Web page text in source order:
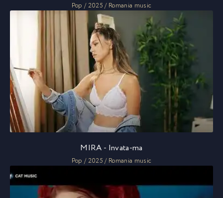
Pop / 2025 / Romania music
MIRA - Invata-ma
Pop / 2025 / Romania music